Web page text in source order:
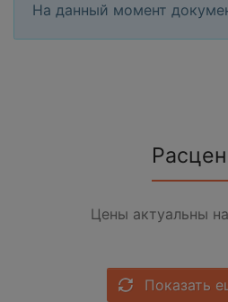
На данный момент
Цены актуальны
Показать